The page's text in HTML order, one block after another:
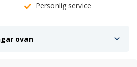
Personlig service
ovan